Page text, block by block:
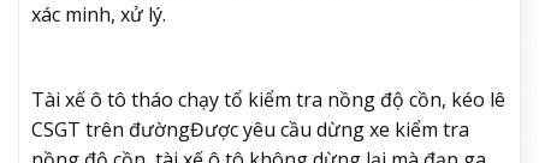
xác minh, xử lý.
Tài xế ô tô tháo chạy tổ kiểm tra nồng độ cồn, kéo lê
CSGT trên đườngĐược yêu cầu dừng xe kiểm tra